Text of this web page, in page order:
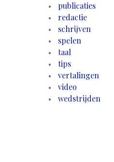
publicaties
redactie
schrijven
spelen
taal
tips
vertalingen
video
wedstrijden